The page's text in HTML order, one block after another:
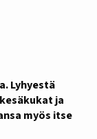
ja
myös itse